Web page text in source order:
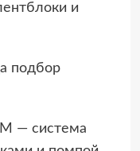
и
подбор
— система